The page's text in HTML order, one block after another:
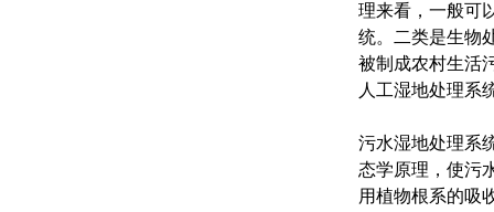
理来看，一般可
统。二类是生物
被制成农村生活
人工湿地处理系
污水湿地处理系
态学原理，使污
用植物根系的吸